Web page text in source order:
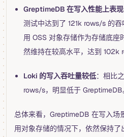
GreptimeDB 在写入性能上表
测试中达到了 121k rows/s 的
用 OSS 对象存储作为存储底
然维持在较高水平，达到 102k
Loki 的写入吞吐量较低：相比
rows/s，明显低于 GreptimeDB
总体来看，GreptimeDB 在写入场
用对象存储的情况下，依然保持了